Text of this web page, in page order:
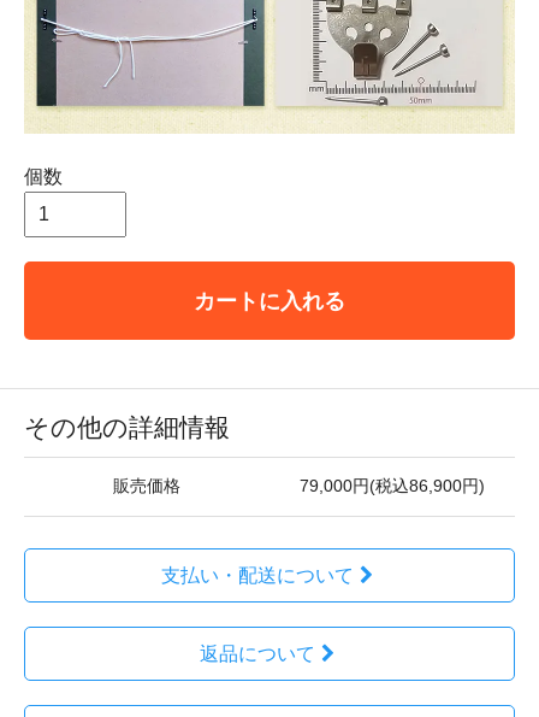
個数
カートに入れる
その他の詳細情報
販売価格 79,000円(税込86,900円)
支払い・配送について
返品について